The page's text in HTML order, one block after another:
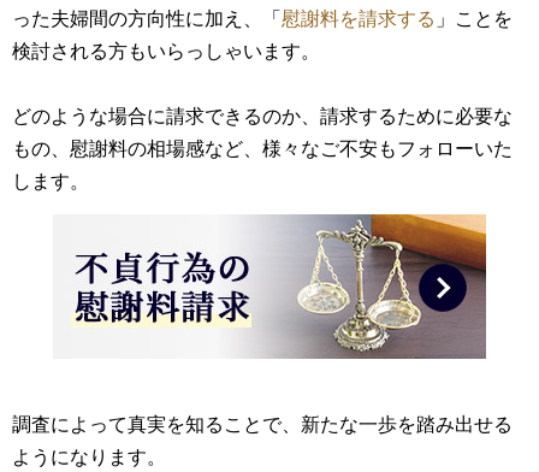
った夫婦間の方向性に加え、「慰謝料を請求する 」ことを
検討される方もいらっしゃいます。
どのような場合に請求できるのか、請求するために必要な
もの、慰謝料の相場感など、様々なご不安もフォローいた
します。
調査によって真実を知ることで、新たな一歩を踏み出せる
ようになります。